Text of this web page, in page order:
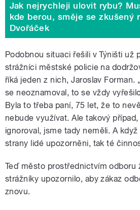
Jak nejrychleji ulovit rybu?
kde berou, směje se zkušený
Dvořáček
Podobnou situaci řešili v Týništi už
strážníci městské policie na
říká jeden z nich, Jaroslav Forman.
se neoznamoval, to se vždy
Byla to třeba paní, 75 let, že to
nebude využívat. Ale takový
ignoroval, jsme tady neměli. A
strany lidé upozorněni, tak té
Teď město prostřednictvím odboru
strážníky upozornilo, aby zákaz
znovu.